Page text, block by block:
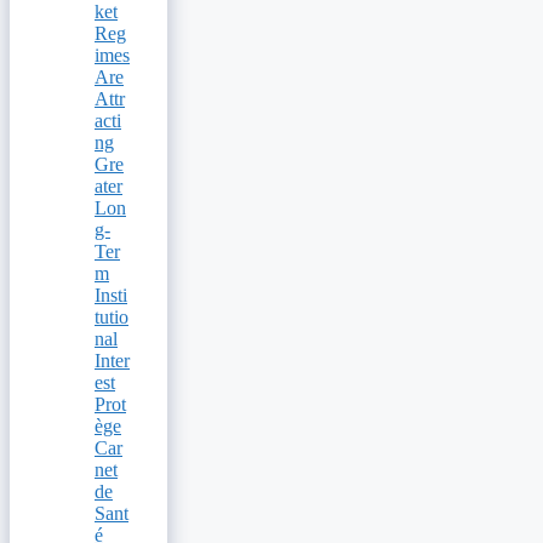
ket
Reg
imes
Are
Attr
acti
ng
Gre
ater
Lon
g-
Ter
m
Insti
tutio
nal
Inter
est
Prot
ège
Car
net
de
Sant
é